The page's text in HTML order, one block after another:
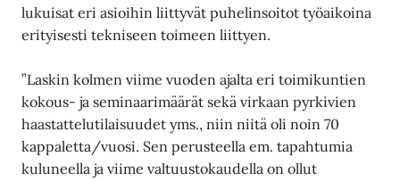
lukuisat eri asioihin liittyvät puhelinsoitot työaikoina
erityisesti tekniseen toimeen liittyen.
”Laskin kolmen viime vuoden ajalta eri toimikuntien
kokous- ja seminaarimäärät sekä virkaan pyrkivien
haastattelutilaisuudet yms., niin niitä oli noin 70
kappaletta/vuosi. Sen perusteella em. tapahtumia
kuluneella ja viime valtuustokaudella on ollut